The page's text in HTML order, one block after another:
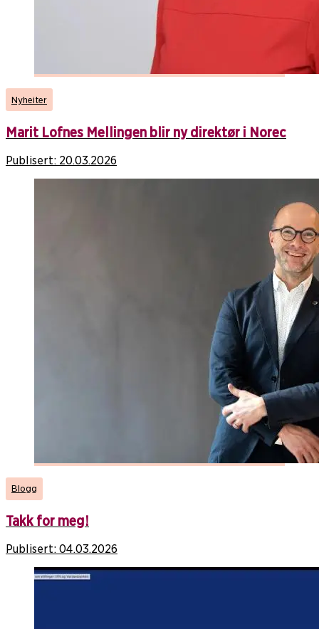
Nyheiter
Marit Lofnes Mellingen blir ny direktør i Norec
Publisert: 20.03.2026
Blogg
Takk for meg!
Publisert: 04.03.2026